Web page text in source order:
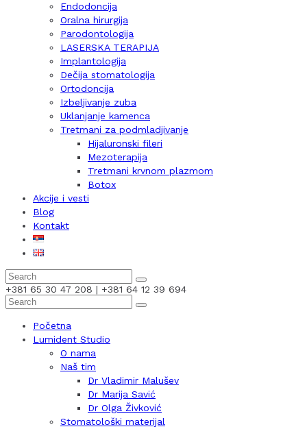
Endodoncija
Oralna hirurgija
Parodontologija
LASERSKA TERAPIJA
Implantologija
Dečija stomatologija
Ortodoncija
Izbeljivanje zuba
Uklanjanje kamenca
Tretmani za podmladjivanje
Hijaluronski fileri
Mezoterapija
Tretmani krvnom plazmom
Botox
Akcije i vesti
Blog
Kontakt
+381 65 30 47 208 | +381 64 12 39 694
Početna
Lumident Studio
O nama
Naš tim
Dr Vladimir Malušev
Dr Marija Savić
Dr Olga Živković
Stomatološki materijal